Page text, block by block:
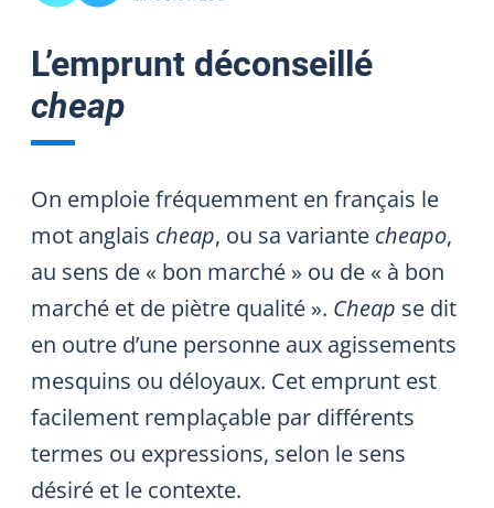
L’emprunt déconseillé
cheap
On emploie fréquemment en français le
mot anglais cheap, ou sa variante cheapo,
au sens de « bon marché » ou de « à bon
marché et de piètre qualité ». Cheap se dit
en outre d’une personne aux agissements
mesquins ou déloyaux. Cet emprunt est
facilement remplaçable par différents
termes ou expressions, selon le sens
désiré et le contexte.